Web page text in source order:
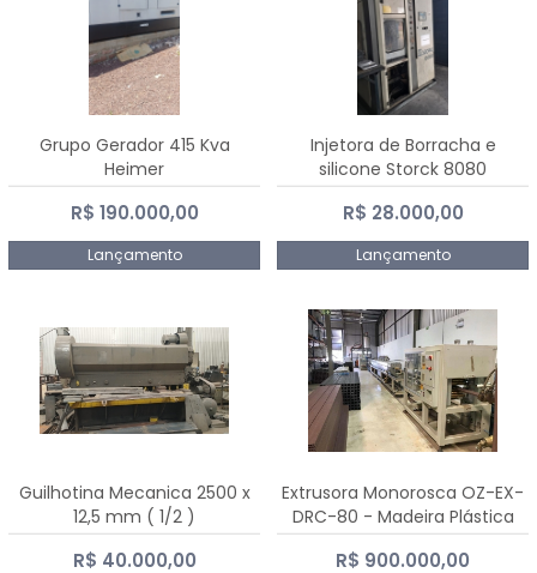
Grupo Gerador 415 Kva
Heimer
R$ 190.000,00
Lançamento
Injetora de Borracha e
silicone Storck 8080
R$ 28.000,00
Lançamento
Guilhotina Mecanica 2500 x
12,5 mm ( 1/2 )
R$ 40.000,00
Extrusora Monorosca OZ-EX-
DRC-80 - Madeira Plástica
R$ 900.000,00